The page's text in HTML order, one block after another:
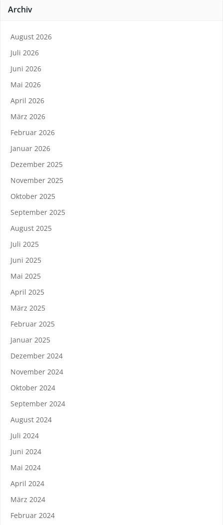
Archiv
August 2026
Juli 2026
Juni 2026
Mai 2026
April 2026
März 2026
Februar 2026
Januar 2026
Dezember 2025
November 2025
Oktober 2025
September 2025
August 2025
Juli 2025
Juni 2025
Mai 2025
April 2025
März 2025
Februar 2025
Januar 2025
Dezember 2024
November 2024
Oktober 2024
September 2024
August 2024
Juli 2024
Juni 2024
Mai 2024
April 2024
März 2024
Februar 2024